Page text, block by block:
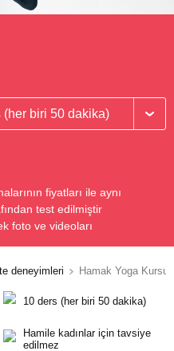
(her biri 50 dakika)
fiyatları ile aynı
test edilmiştir
foto ve videoları
deneyimleri Hamak Yoga Kursu
10 ders (her biri 50 dakika)
Hamile kadınlar için tavsiye
edilmez